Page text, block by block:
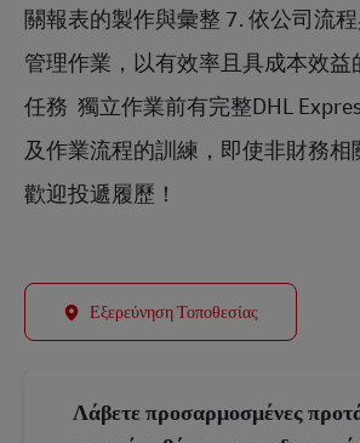
關報表的製作與彙整 7. 依公司流
管理作業，以有效率且具成本效益
任務  獨立作業前有完整DHL
及作業流程的訓練，即使非財務
歡迎投遞履歷！
Εξερεύνηση Τοποθεσίας
Λάβετε προσαρμοσμένες